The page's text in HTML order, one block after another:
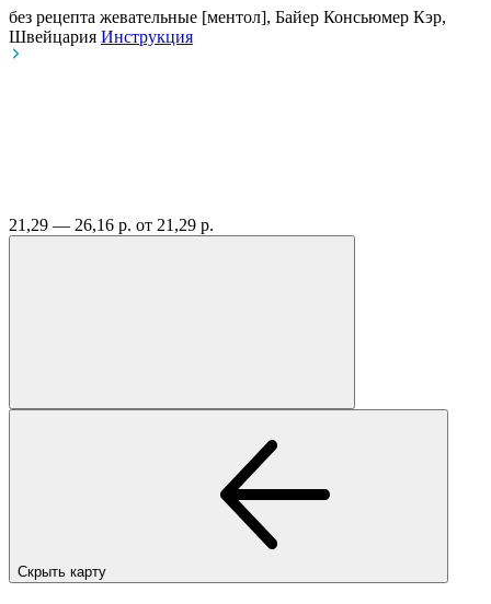
без рецепта жевательные [ментол], Байер Консьюмер Кэр,
Швейцария Инструкция
21,29 — 26,16 р. от 21,29 р.
Скрыть карту